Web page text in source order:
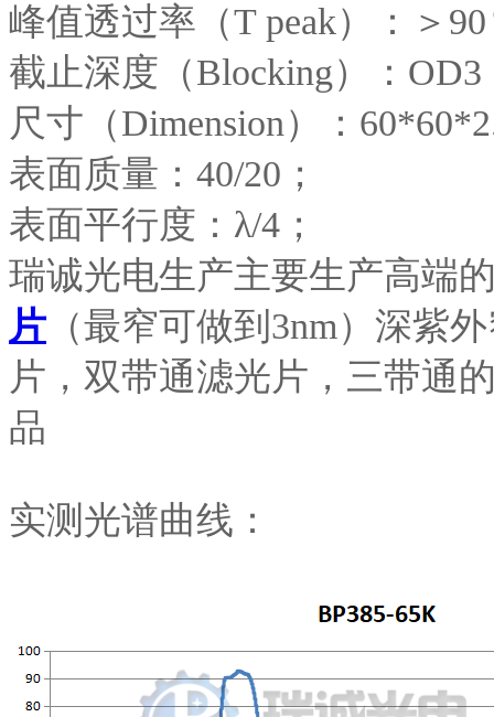
峰值透过率（T peak）：＞
截止深度（Blocking）：OD3
尺寸（Dimension）：
表面质量：40/20；
表面平行度：λ/4；
瑞诚光电生产主要生产高端
片 （最窄可做到3nm）深紫
片，双带通滤光片，三带通
品
实测光谱曲线：